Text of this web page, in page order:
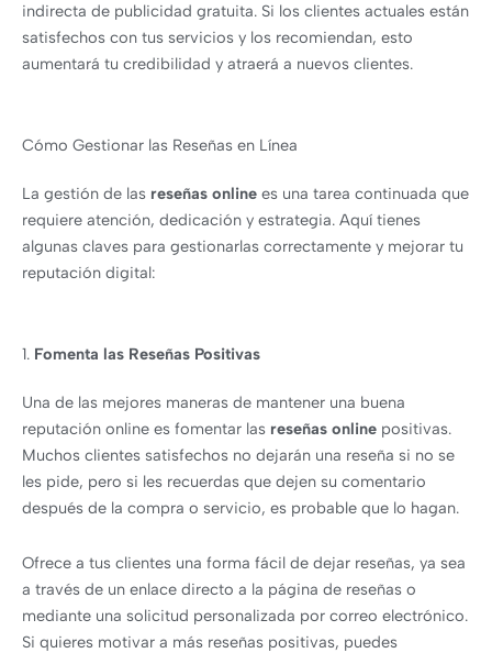
indirecta de publicidad gratuita. Si los clientes actuales están
satisfechos con tus servicios y los recomiendan, esto
aumentará tu credibilidad y atraerá a nuevos clientes.
Cómo Gestionar las Reseñas en Línea
La gestión de las reseñas online es una tarea continuada que
requiere atención, dedicación y estrategia. Aquí tienes
algunas claves para gestionarlas correctamente y mejorar tu
reputación digital:
1. Fomenta las Reseñas Positivas
Una de las mejores maneras de mantener una buena
reputación online es fomentar las reseñas online positivas.
Muchos clientes satisfechos no dejarán una reseña si no se
les pide, pero si les recuerdas que dejen su comentario
después de la compra o servicio, es probable que lo hagan.
Ofrece a tus clientes una forma fácil de dejar reseñas, ya sea
a través de un enlace directo a la página de reseñas o
mediante una solicitud personalizada por correo electrónico.
Si quieres motivar a más reseñas positivas, puedes